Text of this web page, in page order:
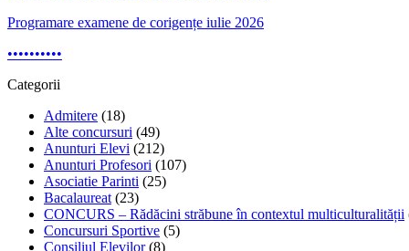
Programare examene de corigențe iulie 2026
••••••••••
Categorii
Admitere (18)
Alte concursuri (49)
Anunturi Elevi (212)
Anunturi Profesori (107)
Asociatie Parinti (25)
Bacalaureat (23)
CONCURS – Rădăcini străbune în contextul multiculturalității
Concursuri Sportive (5)
Consiliul Elevilor(8)